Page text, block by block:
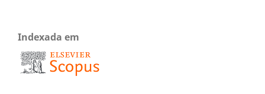
Indexada em